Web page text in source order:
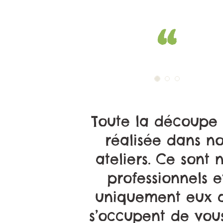
Toute la découpe
réalisée dans
ateliers. Ce sont
professionnels
uniquement eux
s’occupent de